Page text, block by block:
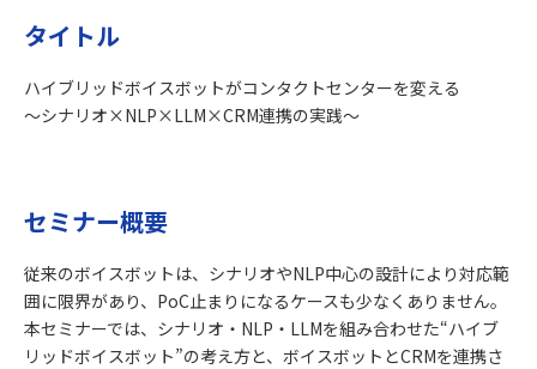
タイトル
ハイブリッドボイスボットがコンタクトセンターを変える
〜シナリオ×NLP×LLM×CRM連携の実践〜
セミナー概要
従来のボイスボットは、シナリオやNLP中心の設計により対応範
囲に限界があり、PoC止まりになるケースも少なくありません。
本セミナーでは、シナリオ・NLP・LLMを組み合わせた“ハイブ
リッドボイスボット”の考え方と、ボイスボットとCRMを連携さ